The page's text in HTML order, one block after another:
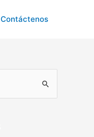
Contáctenos